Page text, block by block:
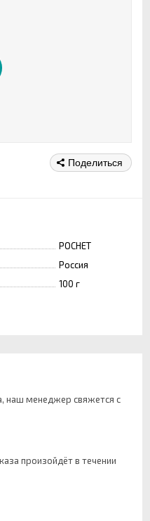
Поделиться
РОСНЕТ
Россия
100 г
наш менеджер свяжется с
произойдёт в течении